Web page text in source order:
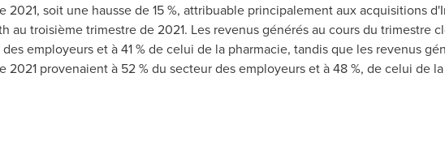
2021, soit une hausse de 15 %, attribuable principalement aux acquisitions
au troisième trimestre de 2021. Les revenus générés au cours du trimestre
employeurs et à 41 % de celui de la pharmacie, tandis que les revenus
2021 provenaient à 52 % du secteur des employeurs et à 48 %, de celui de